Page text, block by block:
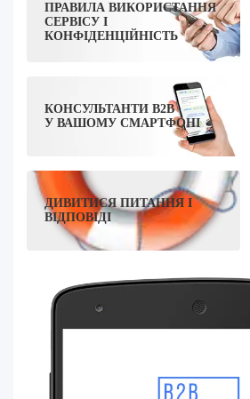
ПРАВИЛА ВИКОРИСТАННЯ
СЕРВІСУ І
КОНФІДЕНЦІЙНІСТЬ
КОНСУЛЬТАНТИ B2B
У ВАШОМУ СМАРТФОНІ
ДИВИТИСЯ ПИТАННЯ І
ВІДПОВІДІ